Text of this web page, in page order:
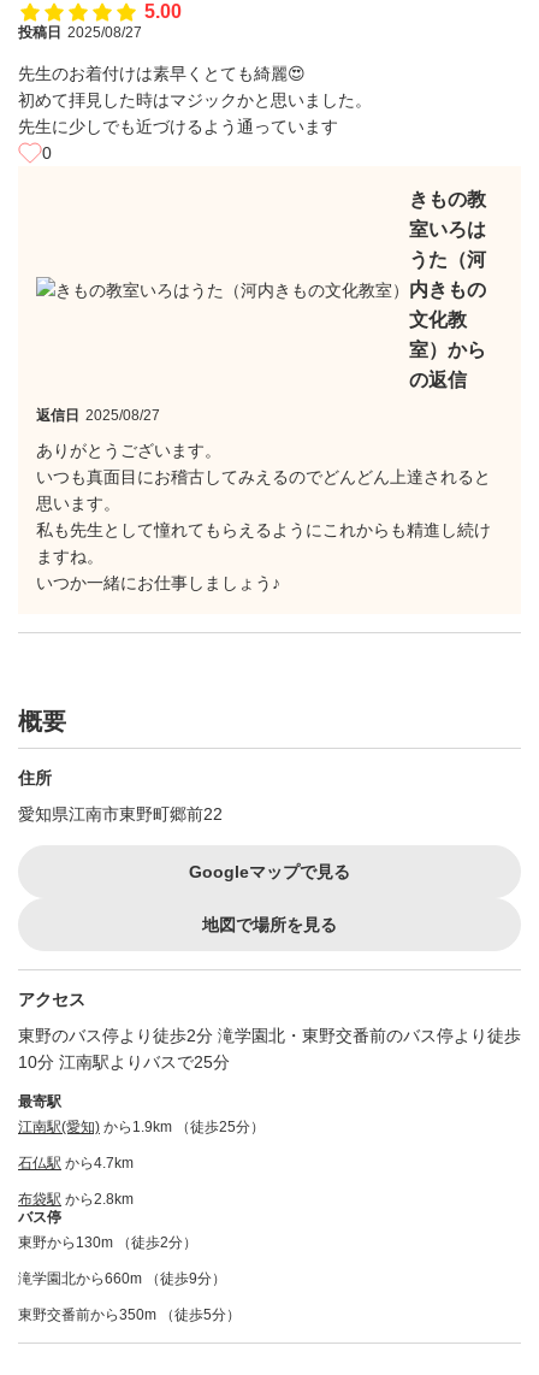
5.00
投稿日 2025/08/27
先生のお着付けは素早くとても綺麗😍
初めて拝見した時はマジックかと思いました。
先生に少しでも近づけるよう通っています
0
きもの教
室いろは
うた（河
内きもの
文化教
室）から
の返信
返信日 2025/08/27
ありがとうございます。
いつも真面目にお稽古してみえるのでどんどん上達されると
思います。
私も先生として憧れてもらえるようにこれからも精進し続け
ますね。
いつか一緒にお仕事しましょう♪
概要
住所
愛知県江南市東野町郷前22
Googleマップで見る
地図で場所を見る
アクセス
東野のバス停より徒歩2分 滝学園北・東野交番前のバス停より徒歩
10分 江南駅よりバスで25分
最寄駅
江南駅(愛知) から1.9km （徒歩25分）
石仏駅 から4.7km
布袋駅 から2.8km
バス停
東野から130m （徒歩2分）
滝学園北から660m （徒歩9分）
東野交番前から350m （徒歩5分）